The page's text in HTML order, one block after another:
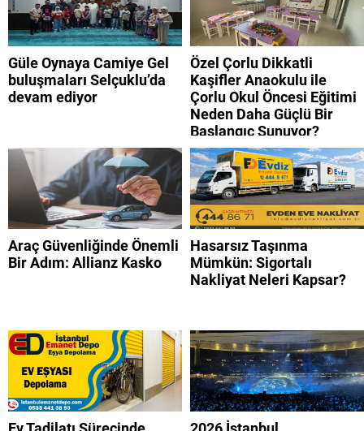
Güle Oynaya Camiye Gel
buluşmaları Selçuklu’da
devam ediyor
Özel Çorlu Dikkatli
Kaşifler Anaokulu ile
Çorlu Okul Öncesi Eğitimi
Neden Daha Güçlü Bir
Başlangıç Sunuyor?
Araç Güvenliğinde Önemli
Bir Adım: Allianz Kasko
Hasarsız Taşınma
Mümkün: Sigortalı
Nakliyat Neleri Kapsar?